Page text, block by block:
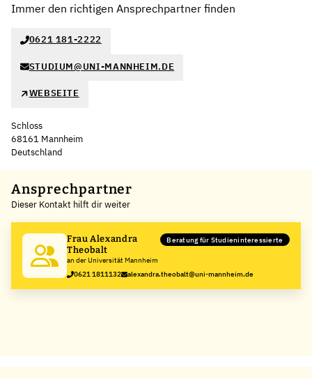
Immer den richtigen Ansprechpartner finden
0621 181-2222
STUDIUM@UNI-MANNHEIM.DE
WEBSEITE
Schloss
68161 Mannheim
Deutschland
+
−
Ansprechpartner
Dieser Kontakt hilft dir weiter
Frau Alexandra
Theobalt
an der Universität Mannheim
Beratung für Studieninteressierte
0621 1811132 alexandra.theobalt@uni-mannheim.de